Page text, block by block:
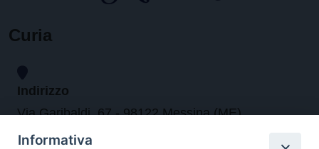
Curia
Indirizzo
Via Garibaldi, 67 - 98122 Messina (ME)
Informativa